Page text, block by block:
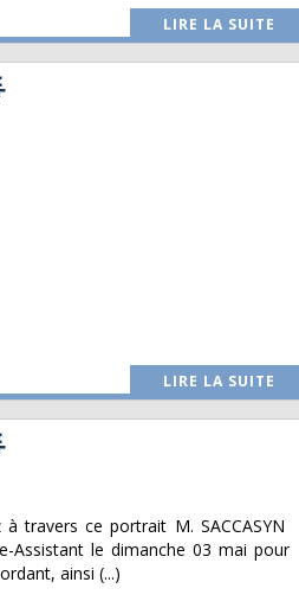
LIRE LA SUITE
LIRE LA SUITE
travers ce portrait M. SACCASYN
Assistant le dimanche 03 mai pour
ainsi (...)